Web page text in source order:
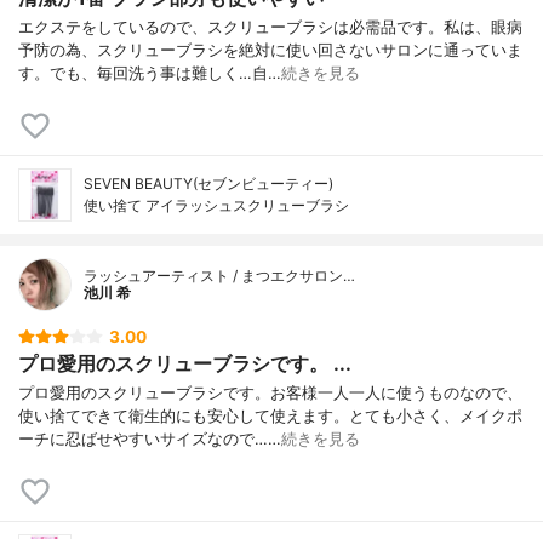
エクステをしているので、スクリューブラシは必需品です。私は、眼病
予防の為、スクリューブラシを絶対に使い回さないサロンに通っていま
す。でも、毎回洗う事は難しく…自…続きを見る
SEVEN BEAUTY(セブンビューティー)
使い捨て アイラッシュスクリューブラシ
ラッシュアーティスト / まつエクサロン…
池川 希
3.00
プロ愛用のスクリューブラシです。 ...
プロ愛用のスクリューブラシです。お客様一人一人に使うものなので、
使い捨てできて衛生的にも安心して使えます。とても小さく、メイクポ
ーチに忍ばせやすいサイズなので……続きを見る